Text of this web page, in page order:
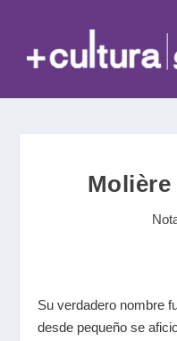
Su verdadero nombre
desde pequeño se